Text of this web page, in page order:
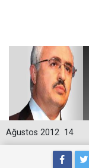
14
Ağustos 2012